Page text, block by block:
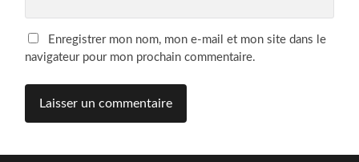
Enregistrer mon nom, mon e-mail et mon site dans le
navigateur pour mon prochain commentaire.